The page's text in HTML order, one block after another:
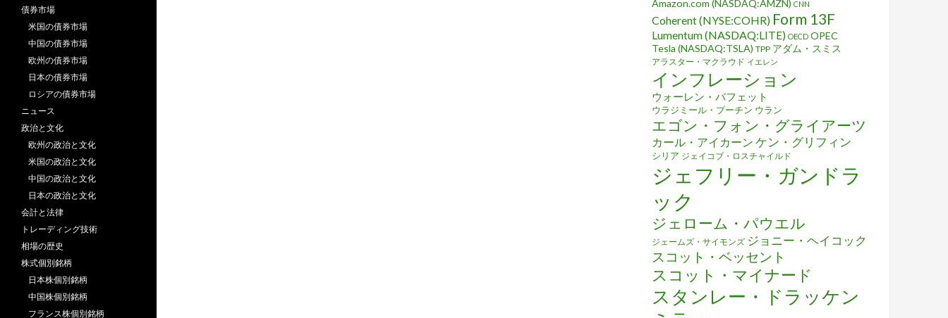
Amazon.com (NASDAQ:AMZN) CNN
Coherent (NYSE:COHR) Form 13F
Lumentum (NASDAQ:LITE) OECD OPEC
Tesla (NASDAQ:TSLA) TPP アダム・スミス
アラスター・マクラウド イエレン
インフレーション
ウォーレン・バフェット
ウラジミール・プーチン ウラン
エゴン・フォン・グライアーツ
カール・アイカーン ケン・グリフィン
シリア ジェイコブ・ロスチャイルド
ジェフリー・ガンドラ
ック
ジェローム・パウエル
ジェームズ・サイモンズ ジョニー・ヘイコック
スコット・ベッセント
スコット・マイナード
スタンレー・ドラッケン
債券市場
米国の債券市場
中国の債券市場
欧州の債券市場
日本の債券市場
ロシアの債券市場
ニュース
政治と文化
欧州の政治と文化
米国の政治と文化
中国の政治と文化
日本の政治と文化
会計と法律
トレーディング技術
相場の歴史
株式個別銘柄
日本株個別銘柄
中国株個別銘柄
フランス株個別銘柄